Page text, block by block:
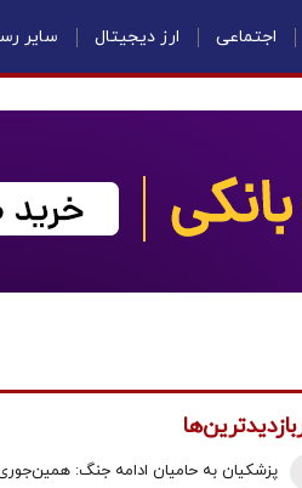
اجتماعی ارز دیجیتال سایر
پزشکیان به حامیان ادامه جنگ: